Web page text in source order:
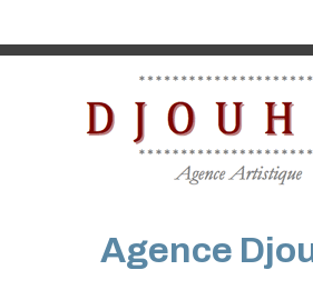
Agence